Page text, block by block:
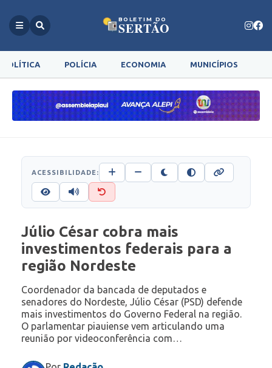
BOLETIM DO
SERTÃO
POLÍTICA POLÍCIA ECONOMIA MUNICÍPIOS
ACESSIBILIDADE:
Júlio César cobra mais
investimentos federais para a
região Nordeste
Coordenador da bancada de deputados e
senadores do Nordeste, Júlio César (PSD) defende
mais investimentos do Governo Federal na região.
O parlamentar piauiense vem articulando uma
reunião por videoconferência com…